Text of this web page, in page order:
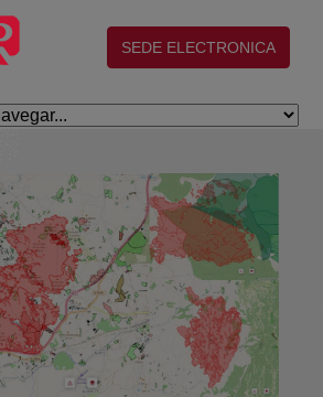
(abre en nueva ventana)
SEDE ELECTRONICA